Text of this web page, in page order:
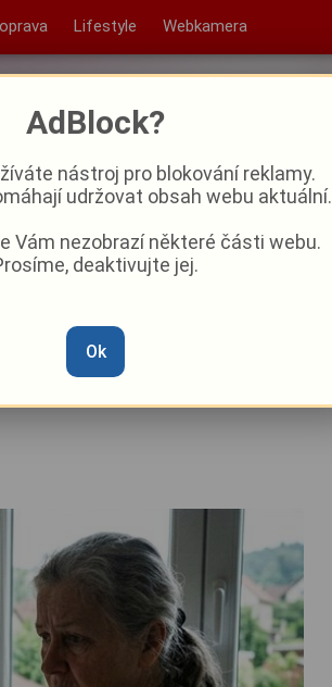
Lifestyle Webkamera
zasáhl
AdBlock?
nástroj pro blokování reklamy.
udržovat obsah webu aktuální.
Vám nezobrazí některé části webu.
deaktivujte jej.
Ok